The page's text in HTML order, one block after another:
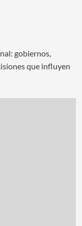
gobiernos,
que influyen